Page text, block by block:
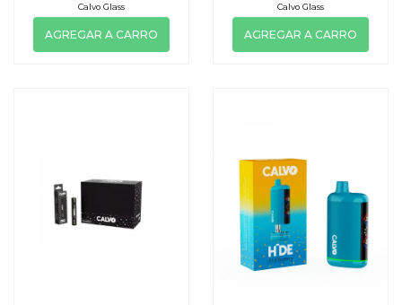
Calvo Glass
AGREGAR A CARRO
Calvo Glass
AGREGAR A CARRO